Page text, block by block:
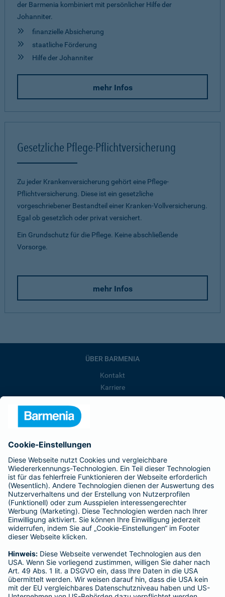
der Barmenia kombiniert mit persönlicher Hilfe der
Johanniter.
finanzielle Absicherung
staatliche Förderung
Hilfe der Johanniter
mehr Infos
Gesetzliche Pflege-Pflichtversicherung
Zu jeder Krankenversicherung gehört eine Pflege-
Pflichtversicherung. Diese ist ein gesetzliche
vorgeschriebener Bestandteil einer Kranken-Vollversicherung.
Egal ob gesetzlich oder privat versichert.
Ein Grundschutz für die Pflege. Keine abschließende
Vorsorge.
mehr Infos
ÜBER BARMENIA
Kontakt
Karriere
Barmenia ist Teil der BarmeniaGothaer
BELIEBTE SEITEN
Kranken-Zusatzversicherung
Tierversicherungen
Haftpflichtversicherung
Hausratversicherung
Adresse ändern
Schaden melden
Kilometerstandsmeldung